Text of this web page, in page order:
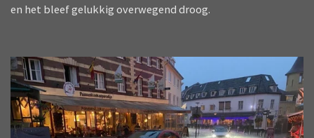
en het bleef gelukkig overwegend droog.